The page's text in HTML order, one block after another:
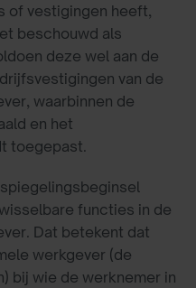
of vestigingen heeft,
beschouwd als
deze wel aan de
van de
waarbinnen de
en het
toegepast.
functies in de
Dat betekent dat
werkgever (de
bij wie de werknemer in